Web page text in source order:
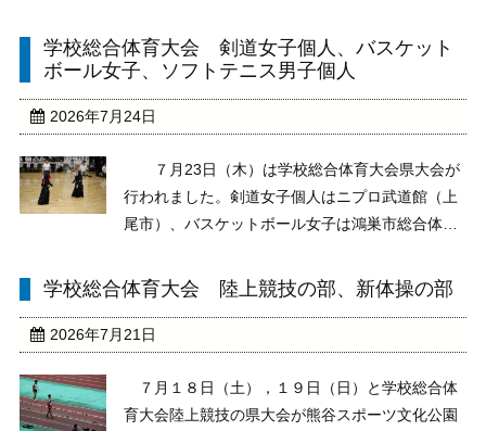
さまでした。
学校総合体育大会 剣道女子個人、バスケット
ボール女子、ソフトテニス男子個人
2026年7月24日
７月23日（木）は学校総合体育大会県大会が
行われました。剣道女子個人はニプロ武道館（上
尾市）、バスケットボール女子は鴻巣市総合体育
園でそれぞれ行われました。剣道女子個人では、
人はベスト3 ...
学校総合体育大会 陸上競技の部、新体操の部
2026年7月21日
７月１８日（土），１９日（日）と学校総合体
育大会陸上競技の県大会が熊谷スポーツ文化公園